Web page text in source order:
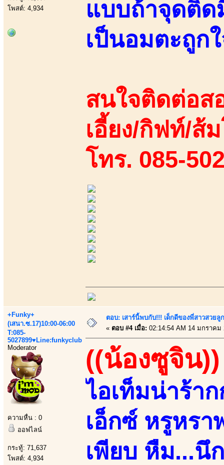
โพสต์: 4,934
แบบถ้าจุดติด
เป็นอมตะถูก
สนใจติดต่อส
เอี้ยง/กิฟท์/ส้
โทร. 085-
+Funky+
(เสนา.ซ.17)10:00-06:00
T:085-
5027899♥Line:funkyclub
Moderator
ความหื่น : 0
ออฟไลน์
กระทู้: 71,637
โพสต์: 4,934
ตอบ: เสาร์นี้พบกับ!!! เด็กดีของพี่สาวสวยลู
« ตอบ #4 เมื่อ: 02:14:54 AM 14 มกราคม
((น้องซูจิน))
ไอเท็มน่าร้า
เอ็กซ์ หรูหร
เพียบ หืม...นึ